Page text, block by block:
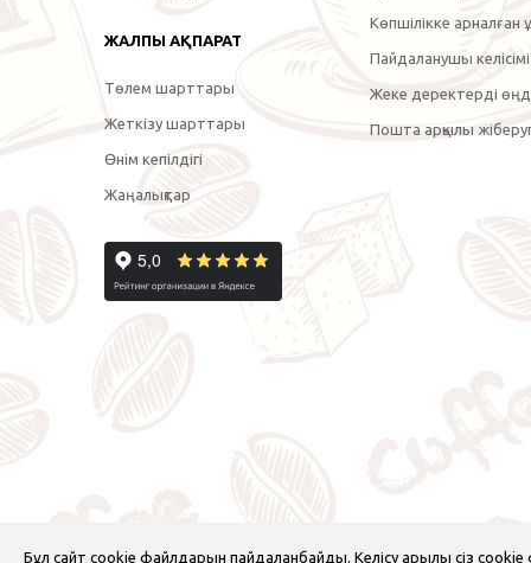
Бұл сайт cookie файлдарын пайдаланбайды. Келісу арқылы сіз
ЖАЛПЫ АҚПАРАТ
Төлем шарттары
Жеткізу шарттары
Өнім кепілдігі
Жаңалықтар
Көпшілікке арналған
Пайдаланушы келісімі
Жеке деректерді
Пошта арқылы